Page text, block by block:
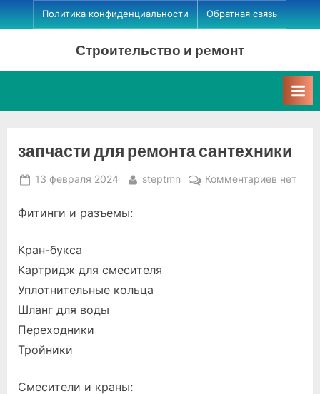
Skip
to
Политика конфиденциальности Обратная связь
Строительство и ремонт
запчасти для ремонта сантехники
Posted
13 февраля 2024 By
steptmn Комментариевкнет
Фитинги и разъемы:
Кран-букса
Картридж для смесителя
Уплотнительные кольца
Шланг для воды
Переходники
Тройники
Смесители и краны: